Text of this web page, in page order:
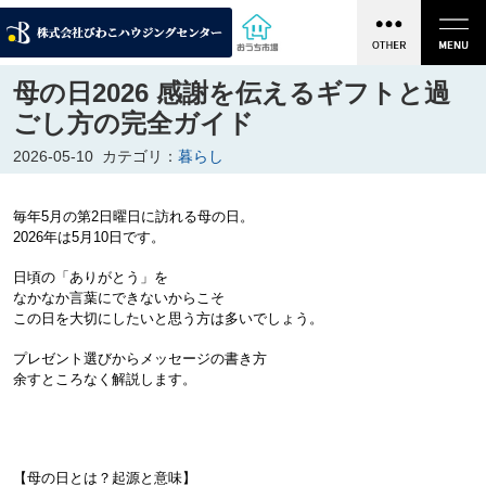
母の日2026 感謝を伝えるギフトと過
ごし方の完全ガイド
2026-05-10 カテゴリ： 暮らし
毎年5月の第2日曜日に訪れる母の日。
2026年は5月10日です。
日頃の「ありがとう」を
なかなか言葉にできないからこそ
この日を大切にしたいと思う方は多いでしょう。
プレゼント選びからメッセージの書き方
余すところなく解説します。
【母の日とは？起源と意味】